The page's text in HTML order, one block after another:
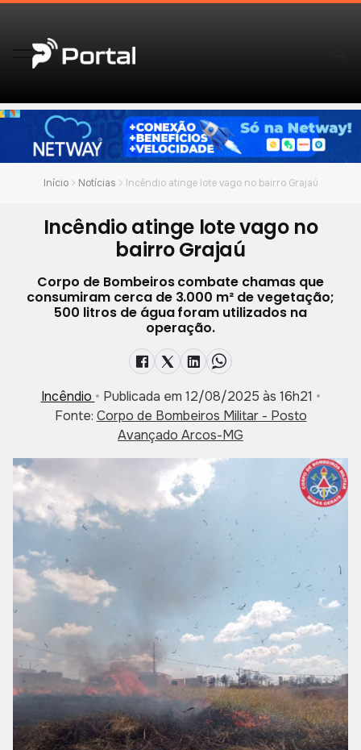
Início Notícias Incêndio atinge lote vago no bairro Grajaú
Incêndio atinge lote vago no
bairro Grajaú
Corpo de Bombeiros combate chamas que
consumiram cerca de 3.000 m² de vegetação;
500 litros de água foram utilizados na
operação.
Incêndio • Publicada em 12/08/2025 às 16h21 •
Fonte: Corpo de Bombeiros Militar - Posto
Avançado Arcos-MG